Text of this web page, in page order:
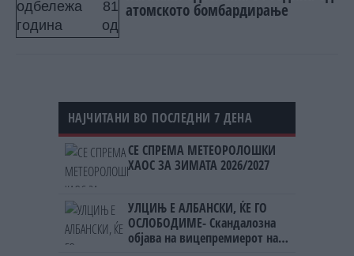
атомското бомбардирање
НАЈЧИТАНИ ВО ПОСЛЕДНИ 7 ДЕНА
СЕ СПРЕМА МЕТЕОРОЛОШКИ
ХАОС ЗА ЗИМАТА 2026/2027
УЛЦИЊ Е АЛБАНСКИ, ЌЕ ГО
ОСЛОБОДИМЕ- Скандалозна
објава на вицепремиерот на